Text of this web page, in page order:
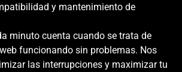
y mantenimiento de
minuto cuenta cuando se trata de
funcionando sin problemas. Nos
las interrupciones y maximizar tu